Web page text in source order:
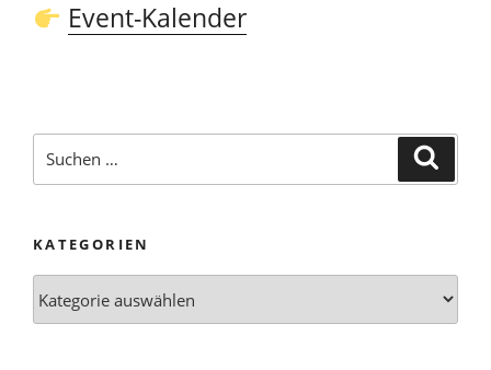
Event-Kalender
nach:
KATEGORIEN